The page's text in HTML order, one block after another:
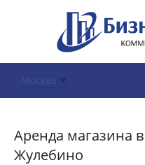
Москва
Аренда магазина
Жулебино